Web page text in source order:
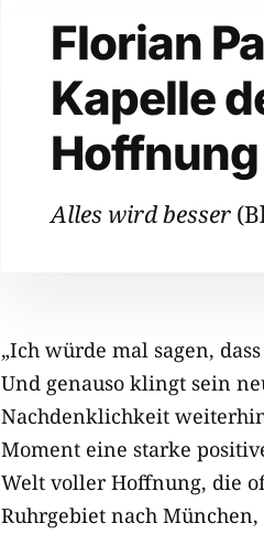
Florian
Kapelle
Hoffnung
Alles wird besser
„Ich würde mal sagen,
Und genauso klingt sein
Nachdenklichkeit
Moment eine starke
Welt voller Hoffnung, die
Ruhrgebiet nach